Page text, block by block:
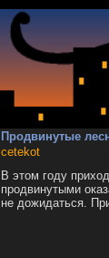
Продвинутые
cetekot
В этом году
продвинутыми
не дожидаться.